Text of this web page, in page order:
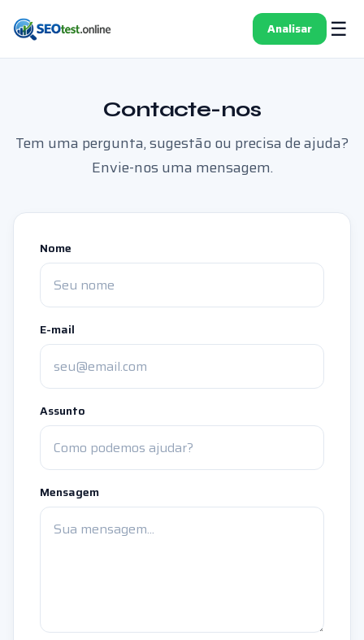
Analisar ☰
Contacte-nos
Tem uma pergunta, sugestão ou precisa de ajuda?
Envie-nos uma mensagem.
Nome
E-mail
Assunto
Mensagem